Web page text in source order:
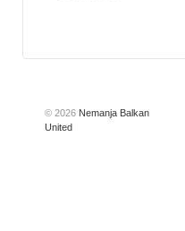
© 2026 Nemanja Balkan
United